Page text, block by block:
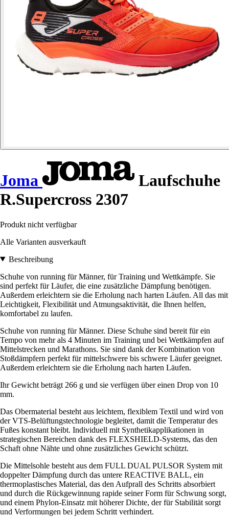
Joma
Laufschuhe
R.Supercross 2307
Produkt nicht verfügbar
Alle Varianten ausverkauft
Beschreibung
Schuhe von running für Männer, für Training und Wettkämpfe. Sie
sind perfekt für Läufer, die eine zusätzliche Dämpfung benötigen.
Außerdem erleichtern sie die Erholung nach harten Läufen. All das mit
Leichtigkeit, Flexibilität und Atmungsaktivität, die Ihnen helfen,
komfortabel zu laufen.
Schuhe von running für Männer. Diese Schuhe sind bereit für ein
Tempo von mehr als 4 Minuten im Training und bei Wettkämpfen auf
Mittelstrecken und Marathons. Sie sind dank der Kombination von
Stoßdämpfern perfekt für mittelschwere bis schwere Läufer geeignet.
Außerdem erleichtern sie die Erholung nach harten Läufen.
Ihr Gewicht beträgt 266 g und sie verfügen über einen Drop von 10
mm.
Das Obermaterial besteht aus leichtem, flexiblem Textil und wird von
der VTS-Belüftungstechnologie begleitet, damit die Temperatur des
Fußes konstant bleibt. Individuell mit Synthetikapplikationen in
strategischen Bereichen dank des FLEXSHIELD-Systems, das den
Schaft ohne Nähte und ohne zusätzliches Gewicht schützt.
Die Mittelsohle besteht aus dem FULL DUAL PULSOR System mit
doppelter Dämpfung durch das untere REACTIVE BALL, ein
thermoplastisches Material, das den Aufprall des Schritts absorbiert
und durch die Rückgewinnung rapide seiner Form für Schwung sorgt,
und einem Phylon-Einsatz mit höherer Dichte, der für Stabilität sorgt
und Verformungen bei jedem Schritt verhindert.